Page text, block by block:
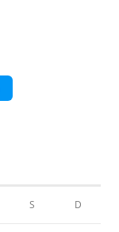
S D